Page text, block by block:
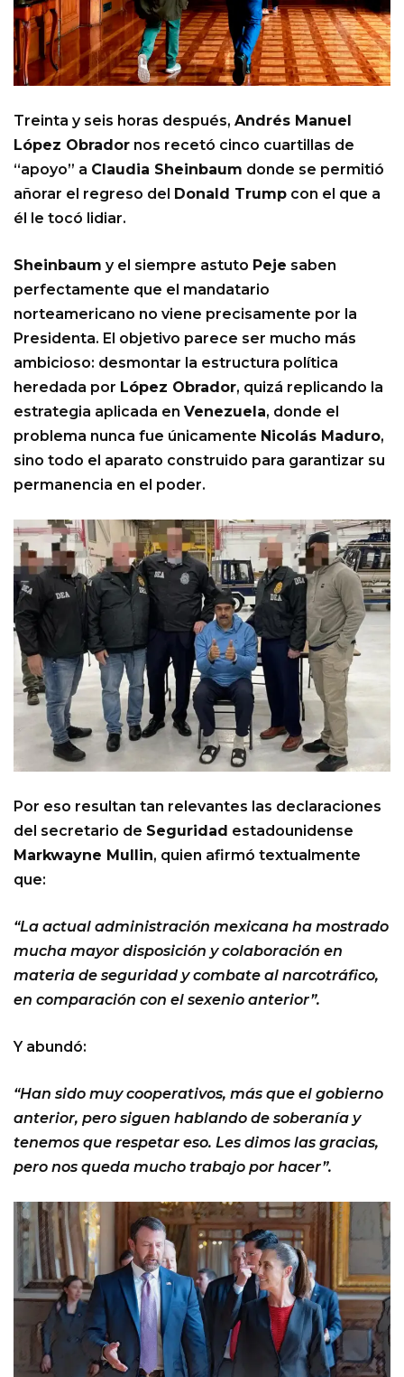
Treinta y seis horas después, Andrés Manuel
López Obrador nos recetó cinco cuartillas de
“apoyo” a Claudia Sheinbaum donde se permitió
añorar el regreso del Donald Trump con el que a
él le tocó lidiar.
Sheinbaum y el siempre astuto Peje saben
perfectamente que el mandatario
norteamericano no viene precisamente por la
Presidenta. El objetivo parece ser mucho más
ambicioso: desmontar la estructura política
heredada por López Obrador, quizá replicando la
estrategia aplicada en Venezuela, donde el
problema nunca fue únicamente Nicolás Maduro,
sino todo el aparato construido para garantizar su
permanencia en el poder.
Por eso resultan tan relevantes las declaraciones
del secretario de Seguridad estadounidense
Markwayne Mullin, quien afirmó textualmente
que:
“La actual administración mexicana ha mostrado
mucha mayor disposición y colaboración en
materia de seguridad y combate al narcotráfico,
en comparación con el sexenio anterior”.
Y abundó:
“Han sido muy cooperativos, más que el gobierno
anterior, pero siguen hablando de soberanía y
tenemos que respetar eso. Les dimos las gracias,
pero nos queda mucho trabajo por hacer”.